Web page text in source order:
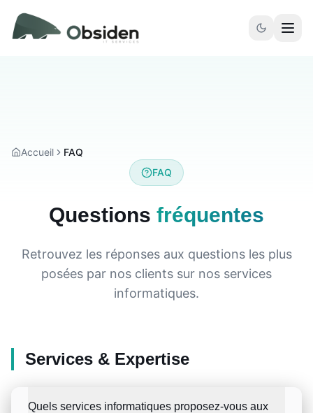
Accueil
FAQ
FAQ
Questions fréquentes
Retrouvez les réponses aux questions les plus
posées par nos clients sur nos services
informatiques.
Services & Expertise
Quels services informatiques proposez-vous aux